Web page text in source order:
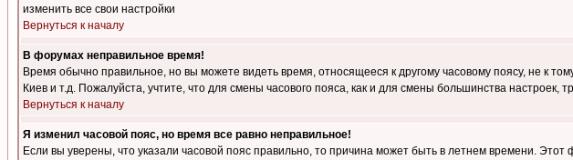
изменить все свои настройки
Вернуться к началу
В форумах неправильное время!
Время обычно правильное, но вы можете видеть время, относящееся к другому часовому поясу, не к
Киев и т.д. Пожалуйста, учтите, что для смены часового пояса, как и для смены большинства настроек,
Вернуться к началу
Я изменил часовой пояс, но время все равно неправильное!
Если вы уверены, что указали часовой пояс правильно, то причина может быть в летнем времени.